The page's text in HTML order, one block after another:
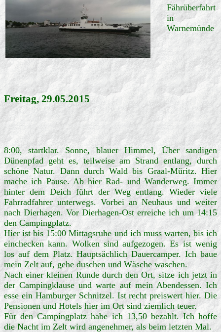
Fährüberfahrt
in
Warnemünde
Freitag, 29.05.2015
8:00, startklar. Sonne, blauer Himmel, Über sandigen
Dünenpfad geht es, teilweise am Strand entlang, durch
schöne Natur. Dann durch Wald bis Graal-Müritz. Hier
mache ich Pause. Ab hier Rad- und Wanderweg. Immer
hinter dem Deich führt der Weg entlang. Wieder viele
Fahrradfahrer unterwegs. Vorbei an Neuhaus und weiter
nach Dierhagen. Vor Dierhagen-Ost erreiche ich um 14:15
den Campingplatz.
Hier ist bis 15:00 Mittagsruhe und ich muss warten, bis ich
einchecken kann. Wolken sind aufgezogen. Es ist wenig
los auf dem Platz. Hauptsächlich Dauercamper. Ich baue
mein Zelt auf, gehe duschen und Wäsche waschen.
Nach einer kleinen Runde durch den Ort, sitze ich jetzt in
der Campingklause und warte auf mein Abendessen. Ich
esse ein Hamburger Schnitzel. Ist recht preiswert hier. Die
Pensionen und Hotels hier im Ort sind ziemlich teuer.
Für den Campingplatz habe ich 13,50 bezahlt. Ich hoffe
die Nacht im Zelt wird angenehmer, als beim letzten Mal.